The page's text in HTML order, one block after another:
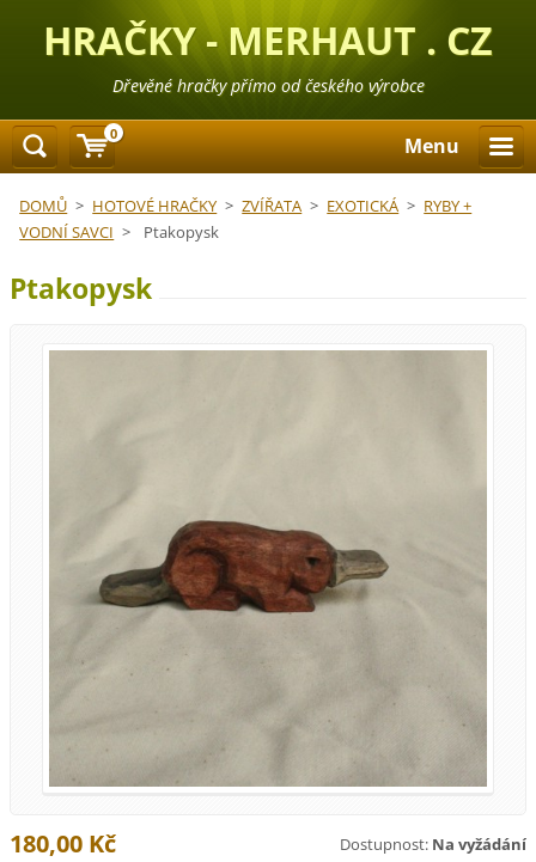
HRAČKY - MERHAUT . CZ
Dřevěné hračky přímo od českého výrobce
Menu
DOMŮ > HOTOVÉ HRAČKY > ZVÍŘATA > EXOTICKÁ > RYBY +
VODNÍ SAVCI > Ptakopysk
Ptakopysk
Dostupnost: Na vyžádání
180,00 Kč
0